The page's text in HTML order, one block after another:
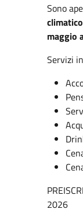
Sono
maggio
Servizi
2026